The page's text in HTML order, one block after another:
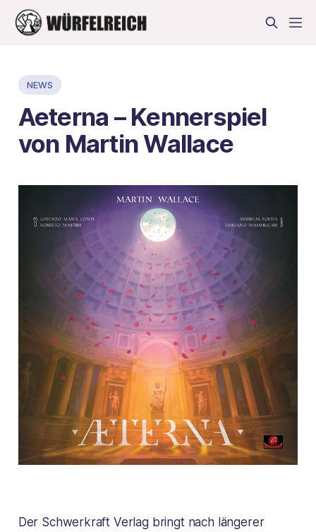
NEWS
Aeterna – Kennerspiel
von Martin Wallace
Der Schwerkraft Verlag bringt nach längerer